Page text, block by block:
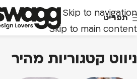
Skip to navigation
Skip to main content
תפריט
ניווט קטגוריות מהיר